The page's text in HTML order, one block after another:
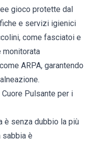
gioco protette dal
e servizi igienici
come fasciatoi e
monitorata
ARPA, garantendo
Pulsante per i
è senza dubbio la più
sabbia è